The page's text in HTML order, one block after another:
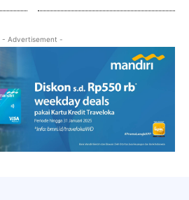
- Advertisement -